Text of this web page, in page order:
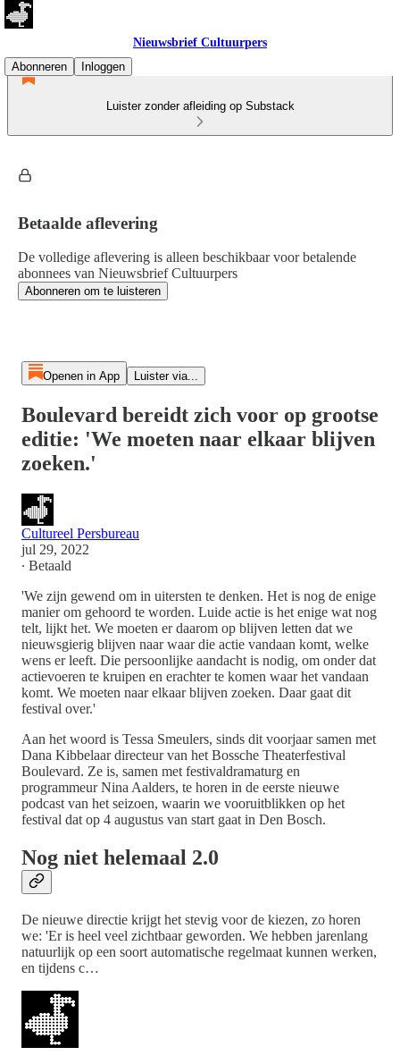
Nieuwsbrief Cultuurpers
Abonneren
Inloggen
Luister zonder afleiding op Substack
Betaalde aflevering
De volledige aflevering is alleen beschikbaar voor betalende
abonnees van Nieuwsbrief Cultuurpers
Abonneren om te luisteren
Openen in App Luister via...
Boulevard bereidt zich voor op grootse
editie: 'We moeten naar elkaar blijven
zoeken.'
Cultureel Persbureau
jul 29, 2022
∙ Betaald
'We zijn gewend om in uitersten te denken. Het is nog de enige
manier om gehoord te worden. Luide actie is het enige wat nog
telt, lijkt het. We moeten er daarom op blijven letten dat we
nieuwsgierig blijven naar waar die actie vandaan komt, welke
wens er leeft. Die persoonlijke aandacht is nodig, om onder dat
actievoeren te kruipen en erachter te komen waar het vandaan
komt. We moeten naar elkaar blijven zoeken. Daar gaat dit
festival over.'
Aan het woord is Tessa Smeulers, sinds dit voorjaar samen met
Dana Kibbelaar directeur van het Bossche Theaterfestival
Boulevard. Ze is, samen met festivaldramaturg en
programmeur Nina Aalders, te horen in de eerste nieuwe
podcast van het seizoen, waarin we vooruitblikken op het
festival dat op 4 augustus van start gaat in Den Bosch.
Nog niet helemaal 2.0
De nieuwe directie krijgt het stevig voor de kiezen, zo horen
we: 'Er is heel veel zichtbaar geworden. We hebben jarenlang
natuurlijk op een soort automatische regelmaat kunnen werken,
en tijdens c…